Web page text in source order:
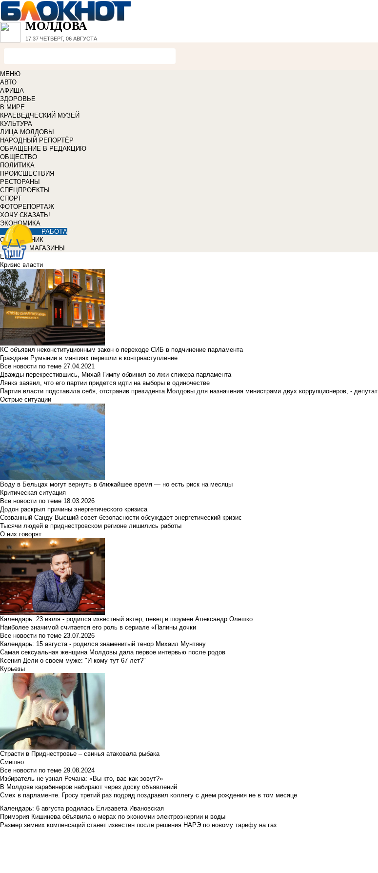
МОЛДОВА
17:37 ЧЕТВЕРГ, 06 АВГУСТА
МЕНЮ
АВТО
АФИША
ЗДОРОВЬЕ
В МИРЕ
КРАЕВЕДЧЕСКИЙ МУЗЕЙ
КУЛЬТУРА
ЛИЦА МОЛДОВЫ
НАРОДНЫЙ РЕПОРТЁР
ОБРАЩЕНИЕ В РЕДАКЦИЮ
ОБЩЕСТВО
ПОЛИТИКА
ПРОИСШЕСТВИЯ
РЕСТОРАНЫ
СПЕЦПРОЕКТЫ
СПОРТ
ФОТОРЕПОРТАЖ
ХОЧУ СКАЗАТЬ!
ЭКОНОМИКА
РАБОТА
СПРАВОЧНИК
МАГАЗИНЫ
Еще
Кризис власти
КС объявил неконституционным закон о переходе СИБ в подчинение парламента
Граждане Румынии в мантиях перешли в контрнаступление
Все новости по теме 27.04.2021
Дважды перекрестившись, Михай Гимпу обвинил во лжи спикера парламента
Лянкэ заявил, что его партии придется идти на выборы в одиночестве
Партия власти подставила себя, отстранив президента Молдовы для назначения министрами двух коррупционеров, - депутат
Острые ситуации
Воду в Бельцах могут вернуть в ближайшее время — но есть риск на месяцы
Критическая ситуация
Все новости по теме 18.03.2026
Додон раскрыл причины энергетического кризиса
Созванный Санду Высший совет безопасности обсуждает энергетический кризис
Тысячи людей в приднестровском регионе лишились работы
О них говорят
Календарь: 23 июля - родился известный актер, певец и шоумен Александр Олешко
Наиболее значимой считается его роль в сериале «Папины дочки
Все новости по теме 23.07.2026
Календарь: 15 августа - родился знаменитый тенор Михаил Мунтяну
Самая сексуальная женщина Молдовы дала первое интервью после родов
Ксения Дели о своем муже: "И кому тут 67 лет?"
Курьезы
Страсти в Приднестровье – свинья атаковала рыбака
Смешно
Все новости по теме 29.08.2024
Избиратель не узнал Речана: «Вы кто, вас как зовут?»
В Молдове карабинеров набирают через доску объявлений
Смех в парламенте. Гросу третий раз подряд поздравил коллегу с днем рождения не в том месяце
Календарь: 6 августа родилась Елизавета Ивановская
Примэрия Кишинева объявила о мерах по экономии электроэнергии и воды
Размер зимних компенсаций станет известен после решения НАРЭ по новому тарифу на газ